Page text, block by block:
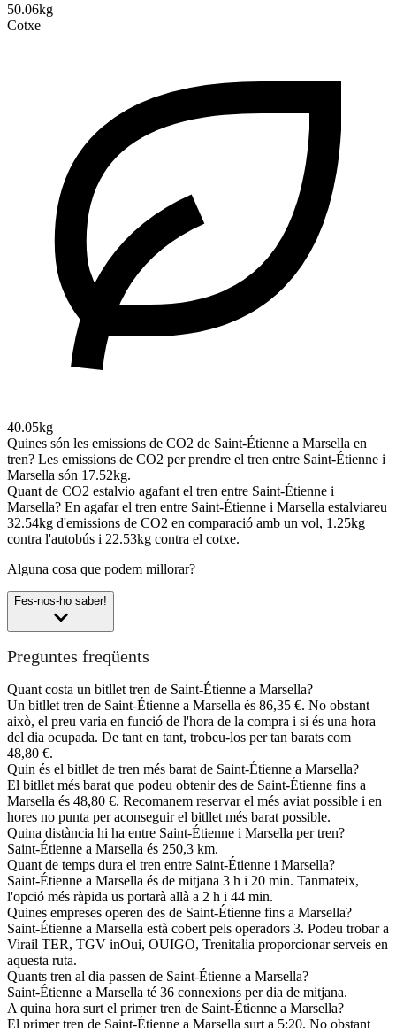
50.06kg
Cotxe
40.05kg
Quines són les emissions de CO2 de Saint-Étienne a Marsella en
tren? Les emissions de CO2 per prendre el tren entre Saint-Étienne i
Marsella són 17.52kg.
Quant de CO2 estalvio agafant el tren entre Saint-Étienne i
Marsella? En agafar el tren entre Saint-Étienne i Marsella estalviareu
32.54kg d'emissions de CO2 en comparació amb un vol, 1.25kg
contra l'autobús i 22.53kg contra el cotxe.
Alguna cosa que podem millorar?
Fes-nos-ho saber!
Preguntes freqüents
Quant costa un bitllet tren de Saint-Étienne a Marsella?
Un bitllet tren de Saint-Étienne a Marsella és 86,35 €. No obstant
això, el preu varia en funció de l'hora de la compra i si és una hora
del dia ocupada. De tant en tant, trobeu-los per tan barats com
48,80 €.
Quin és el bitllet de tren més barat de Saint-Étienne a Marsella?
El bitllet més barat que podeu obtenir des de Saint-Étienne fins a
Marsella és 48,80 €. Recomanem reservar el més aviat possible i en
hores no punta per aconseguir el bitllet més barat possible.
Quina distància hi ha entre Saint-Étienne i Marsella per tren?
Saint-Étienne a Marsella és 250,3 km.
Quant de temps dura el tren entre Saint-Étienne i Marsella?
Saint-Étienne a Marsella és de mitjana 3 h i 20 min. Tanmateix,
l'opció més ràpida us portarà allà a 2 h i 44 min.
Quines empreses operen des de Saint-Étienne fins a Marsella?
Saint-Étienne a Marsella està cobert pels operadors 3. Podeu trobar a
Virail TER, TGV inOui, OUIGO, Trenitalia proporcionar serveis en
aquesta ruta.
Quants tren al dia passen de Saint-Étienne a Marsella?
Saint-Étienne a Marsella té 36 connexions per dia de mitjana.
A quina hora surt el primer tren de Saint-Étienne a Marsella?
El primer tren de Saint-Étienne a Marsella surt a 5:20. No obstant